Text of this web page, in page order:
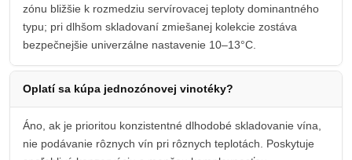
zónu bližšie k rozmedziu servírovacej teploty dominantného
typu; pri dlhšom skladovaní zmiešanej kolekcie zostáva
bezpečnejšie univerzálne nastavenie 10–13°C.
Oplatí sa kúpa jednozónovej vinotéky?
Áno, ak je prioritou konzistentné dlhodobé skladovanie vína,
nie podávanie rôznych vín pri rôznych teplotách. Poskytuje